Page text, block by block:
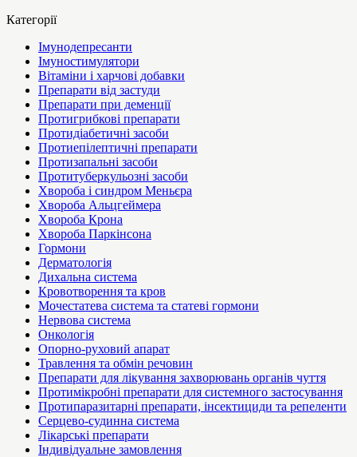
Категорії
Імунодепресанти
Імуностимулятори
Вітаміни і харчові добавки
Препарати від застуди
Препарати при деменції
Протигрибкові препарати
Протидіабетичні засоби
Протиепілептичні препарати
Протизапальні засоби
Протитуберкульозні засоби
Хвороба і синдром Меньєра
Хвороба Альцгеймера
Хвороба Крона
Хвороба Паркінсона
Гормони
Дерматологія
Дихальна система
Кровотворення та кров
Мочестатева система та статеві гормони
Нервова система
Онкологія
Опорно-руховий апарат
Травлення та обмін речовин
Препарати для лікування захворювань органів чуття
Протимікробні препарати для системного застосування
Протипаразитарні препарати, інсектициди та репеленти
Серцево-судинна система
Лікарські препарати
Індивідуальне замовлення